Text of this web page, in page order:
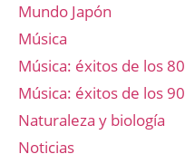
Mundo Japón
Música
Música: éxitos de los 80
Música: éxitos de los 90
Naturaleza y biología
Noticias